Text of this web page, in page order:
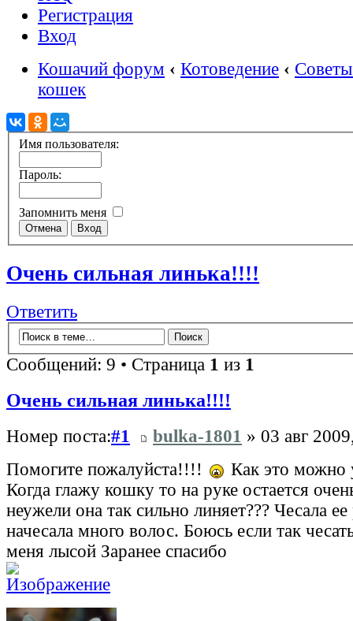
Регистрация
Вход
Кошачий форум ‹ Котоведение ‹
кошек
Имя пользователя:
Пароль:
Запомнить меня
Очень сильная линька!!!!
Ответить
Сообщений: 9 • Страница 1 из 1
Очень сильная линька!!!!
Номер поста:#1 bulka-1801 » 03 авг
Помогите пожалуйста!!!!
Как это можно
Когда глажу кошку то на руке остается
неужели она так сильно линяет??? Чесала
начесала много волос. Боюсь если так
меня лысой Заранее спасибо